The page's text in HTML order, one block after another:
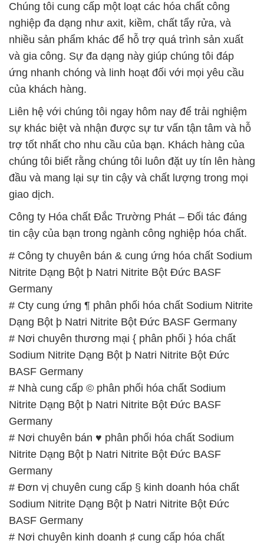
Chúng tôi cung cấp một loạt các hóa chất công
nghiệp đa dạng như axit, kiềm, chất tẩy rửa, và
nhiều sản phẩm khác để hỗ trợ quá trình sản xuất
và gia công. Sự đa dạng này giúp chúng tôi đáp
ứng nhanh chóng và linh hoạt đối với mọi yêu cầu
của khách hàng.
Liên hệ với chúng tôi ngay hôm nay để trải nghiệm
sự khác biệt và nhận được sự tư vấn tận tâm và hỗ
trợ tốt nhất cho nhu cầu của bạn. Khách hàng của
chúng tôi biết rằng chúng tôi luôn đặt uy tín lên hàng
đầu và mang lại sự tin cậy và chất lượng trong mọi
giao dịch.
Công ty Hóa chất Đắc Trường Phát – Đối tác đáng
tin cậy của bạn trong ngành công nghiệp hóa chất.
# Công ty chuyên bán & cung ứng hóa chất Sodium
Nitrite Dạng Bột þ Natri Nitrite Bột Đức BASF
Germany
# Cty cung ứng ¶ phân phối hóa chất Sodium Nitrite
Dạng Bột þ Natri Nitrite Bột Đức BASF Germany
# Nơi chuyên thương mại { phân phối } hóa chất
Sodium Nitrite Dạng Bột þ Natri Nitrite Bột Đức
BASF Germany
# Nhà cung cấp © phân phối hóa chất Sodium
Nitrite Dạng Bột þ Natri Nitrite Bột Đức BASF
Germany
# Nơi chuyên bán ♥ phân phối hóa chất Sodium
Nitrite Dạng Bột þ Natri Nitrite Bột Đức BASF
Germany
# Đơn vị chuyên cung cấp § kinh doanh hóa chất
Sodium Nitrite Dạng Bột þ Natri Nitrite Bột Đức
BASF Germany
# Nơi chuyên kinh doanh ♯ cung cấp hóa chất